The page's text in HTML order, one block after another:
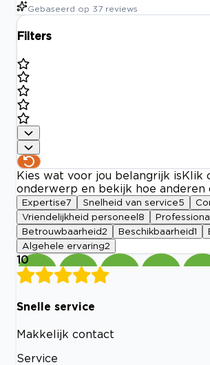
Gebaseerd op 37 reviews
Filters
Kies wat voor jou belangrijk is Klik
onderwerp en bekijk hoe anderen
Expertise7 Snelheid van service5
Vriendelijkheid personeel 8
Betrouwbaarheid2 Beschikbaarheid1
Algehele ervaring2
10
Snelle service
Makkelijk contact
Service